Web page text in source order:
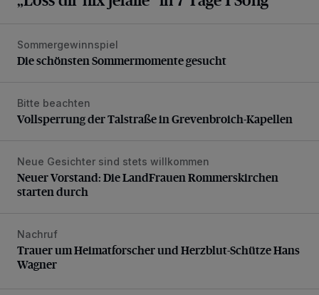
Die schönsten Sommermomente gesucht
Sommergewinnspiel
Die schönsten Sommermomente gesucht
Vollsperrung der Talstraße in Grevenbroich-Kapellen
Bitte beachten
Vollsperrung der Talstraße in Grevenbroich-Kapellen
Neuer Vorstand: Die LandFrauen Rommerskirchen starten
Neue Gesichter sind stets willkommen
Neuer Vorstand: Die LandFrauen Rommerskirchen
starten durch
Trauer um Heimatforscher und Herzblut-Schütze Hans
Nachruf
Trauer um Heimatforscher und Herzblut-Schütze Hans
Wagner